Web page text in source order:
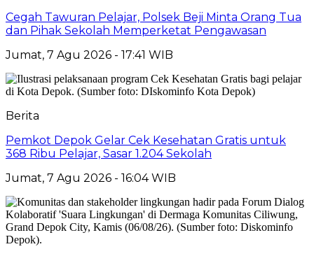
Cegah Tawuran Pelajar, Polsek Beji Minta Orang Tua
dan Pihak Sekolah Memperketat Pengawasan
Jumat, 7 Agu 2026 - 17:41 WIB
Berita
Pemkot Depok Gelar Cek Kesehatan Gratis untuk
368 Ribu Pelajar, Sasar 1.204 Sekolah
Jumat, 7 Agu 2026 - 16:04 WIB